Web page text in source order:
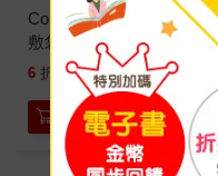
Comefree康芙麗冰熱兩用
敷袋（6吋－小）－2入－
幸運草
6 折 特價 480 元
加入購物車